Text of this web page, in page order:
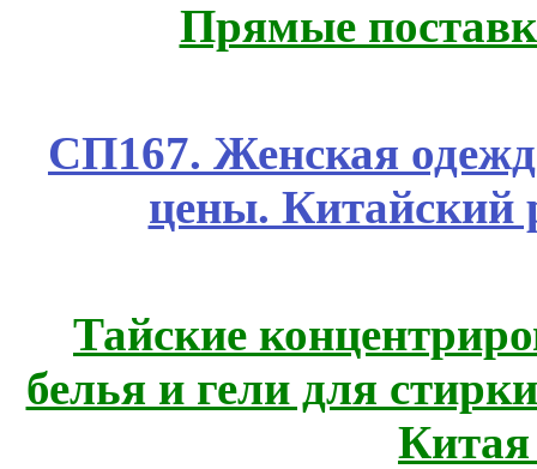
Прямые
СП167. Женская
цены. Китайский
Тайские
белья и гели для